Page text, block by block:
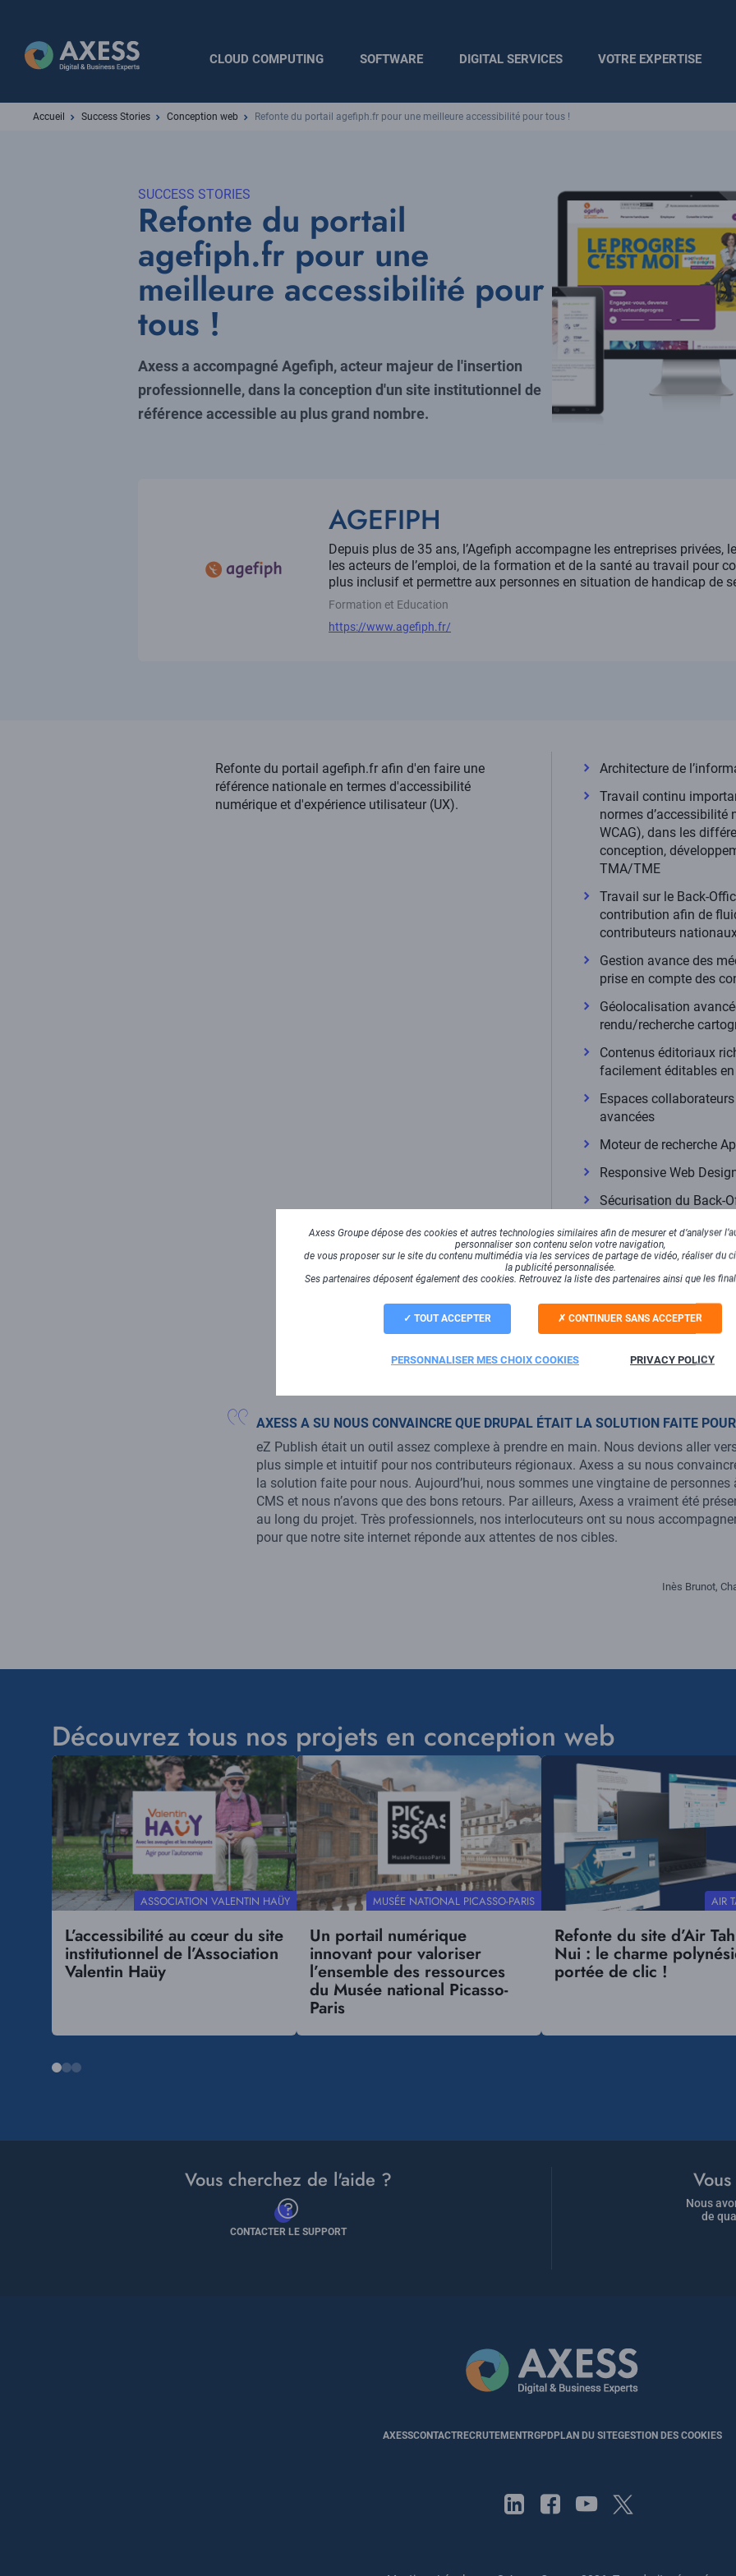
contenu
principal
principale
CLOUD COMPUTING SOFTWARE DIGITAL SERVICES VOTRE EXPERTISE
Accueil Success Stories Conception web Refonte du portail agefiph.fr pour une meilleure accessibilité pour tous !
SUCCESS STORIES
Refonte du portail
agefiph.fr pour une
meilleure accessibilité pour
tous !
Axess a accompagné Agefiph, acteur majeur de l'insertion
professionnelle, dans la conception d'un site institutionnel de
référence accessible au plus grand nombre.
Title
AGEFIPH
Description
Depuis plus de 35 ans, l’Agefiph accompagne les entreprises privées,
les acteurs de l’emploi, de la formation et de la santé au travail pour
plus inclusif et permettre aux personnes en situation de handicap de
Secteur
Formation et Education
Lien
https://www.agefiph.fr/
Refonte du portail agefiph.fr afin d'en faire une
référence nationale en termes d'accessibilité
numérique et d'expérience utilisateur (UX).
Architecture de
Travail continu
normes d’accessibilité
WCAG), dans les
conception,
TMA/TME
Travail sur le Back-
contribution afin de
contributeurs
Gestion avance des
prise en compte des
Géolocalisation
rendu/recherche
Contenus éditoriaux
facilement éditables
Espaces
avancées
Moteur de recherche
Responsive Web
Sécurisation du Back-
Accompagnement et
production et
sur l’infrastructure
TMA/TME pluri-
majeures du périmètre
Visiter le site internet de
AXESS A SU NOUS CONVAINCRE QUE DRUPAL ÉTAIT LA SOLUTION FAITE
eZ Publish était un outil assez complexe à prendre en main. Nous devions aller
plus simple et intuitif pour nos contributeurs régionaux. Axess a su nous
la solution faite pour nous. Aujourd’hui, nous sommes une vingtaine de personnes
CMS et nous n’avons que des bons retours. Par ailleurs, Axess a vraiment été
au long du projet. Très professionnels, nos interlocuteurs ont su nous
pour que notre site internet réponde aux attentes de nos cibles.
Inès Brunot,
Découvrez tous nos projets en conception web
Visuel
principal
RÉFÉRENCE
CLIENT
ASSOCIATION VALENTIN HAÜY
L’accessibilité au cœur du site
institutionnel de l’Association
Valentin Haüy
Visuel
principal
RÉFÉRENCE
CLIENT
MUSÉE NATIONAL PICASSO-PARIS
Un portail numérique
innovant pour valoriser
l’ensemble des ressources
du Musée national Picasso-
Paris
Visuel
AIR
Refonte du site d’Air
Nui : le charme
portée de clic !
Vous cherchez de l'aide ?
CONTACTER LE SUPPORT
Nous
de
AXESSCONTACTRECRUTEMENTRGPDPLAN DU SITEGESTION DES COOKIES
Axess Groupe dépose des cookies et autres technologies similaires afin de mesurer et d’analyser
personnaliser son contenu selon votre navigation,
de vous proposer sur le site du contenu multimédia via les services de partage de vidéo, réaliser du
la publicité personnalisée.
Ses partenaires déposent également des cookies. Retrouvez la liste des partenaires ainsi que les
TOUT ACCEPTER CONTINUER SANS ACCEPTER
PERSONNALISER MES CHOIX COOKIES PRIVACY POLICY